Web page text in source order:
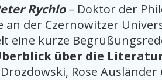
Rychlo– Doktor der
der Czernowitzer
eine kurze
über die
Rose